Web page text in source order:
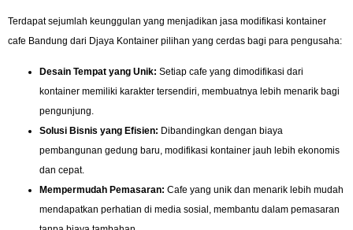
Terdapat sejumlah keunggulan yang menjadikan jasa modifikasi kontainer
cafe Bandung dari Djaya Kontainer pilihan yang cerdas bagi para pengusaha:
Desain Tempat yang Unik: Setiap cafe yang dimodifikasi dari
kontainer memiliki karakter tersendiri, membuatnya lebih menarik bagi
pengunjung.
Solusi Bisnis yang Efisien: Dibandingkan dengan biaya
pembangunan gedung baru, modifikasi kontainer jauh lebih ekonomis
dan cepat.
Mempermudah Pemasaran: Cafe yang unik dan menarik lebih mudah
mendapatkan perhatian di media sosial, membantu dalam pemasaran